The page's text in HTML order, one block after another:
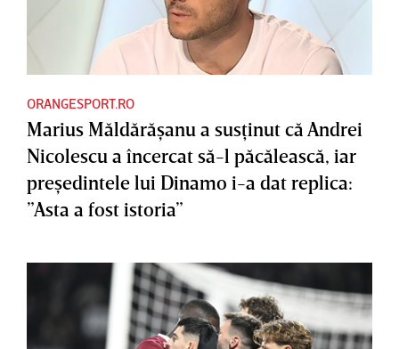
ORANGESPORT.RO
Marius Măldărăşanu a susţinut că Andrei
Nicolescu a încercat să-l păcălească, iar
preşedintele lui Dinamo i-a dat replica:
”Asta a fost istoria”